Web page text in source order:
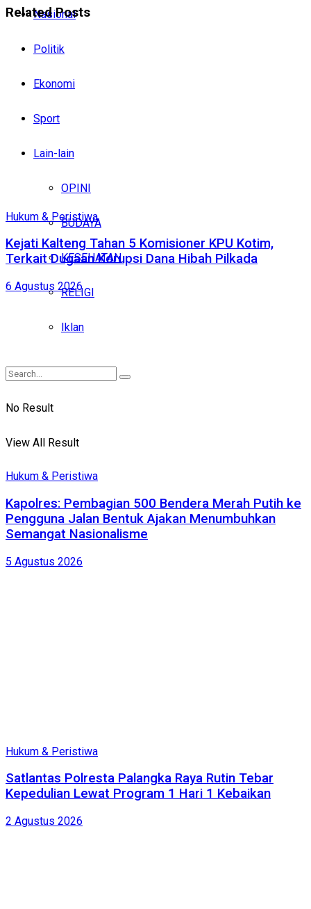
Nasional
Politik
Ekonomi
Sport
Lain-lain
OPINI
BUDAYA
KESEHATAN
RELIGI
Iklan
No Result
View All Result
RelatedPosts
Hukum & Peristiwa
Kejati Kalteng Tahan 5 Komisioner KPU Kotim,
Terkait Dugaan Korupsi Dana Hibah Pilkada
6 Agustus 2026
Hukum & Peristiwa
Kapolres: Pembagian 500 Bendera Merah Putih ke
Pengguna Jalan Bentuk Ajakan Menumbuhkan
Semangat Nasionalisme
5 Agustus 2026
Hukum & Peristiwa
Satlantas Polresta Palangka Raya Rutin Tebar
Kepedulian Lewat Program 1 Hari 1 Kebaikan
2 Agustus 2026